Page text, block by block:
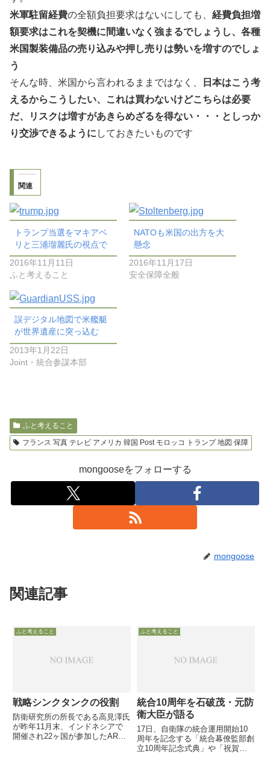
米軍駐留経費の全額負担要求はないにしても、 経費負担増
額要求はこれを契機に間違いなく強まるでしょうし、各種
米国製装備品の売り込みや押し売りは勢いを増すのでしょ
う
そんな時、米国から言われるままではなく、
日本はこう考
えるからこうしたい、これは買わないけどこちらは必要
だ、リスクは増すがあきらめざるを得ない・・・としっか
り交渉できるように しておきたいものです
関連
トランプ当選をマキアベ
リと三浦瑠麗氏の視点で
2016年11月11日
ふと考えること
NATOも米国の出方を大
懸念
2016年11月17日
安全保障全般
誤デジタル地図で米艦艇
が世界遺産に突っ込む
2013年1月22日
Joint・統合参謀本部
ふと考えること
フランス 写真 テレビ アメリカ 韓国 Post モロッコ トランプ 地図 保障
mongooseをフォローする
mongoose
関連記事
ふと考えること
戦略シンクタンクの役割
防衛研究所の所長である高見澤氏
が昨年11月末、インドネシアで
開催され22ヶ国が参加したARF
ふと考えること
統合10周年を石破茂・元防
衛大臣が語る
17日、自衛隊の統合運用開始10
周年を記念する「統合幕僚監部創
立10周年記念式典」や「祝賀レ